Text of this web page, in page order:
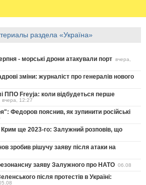
раздела «Україна»
- морські дрони атакували порт вчера,
зміни: журналіст про генералів нового
ППО Freyja: коли відбудеться перше
вчера, 12:27
Федоров пояснив, як зупинити російські
Крим ще 2023-го: Залужний розповів, що
зробив рішучу заяву після атаки на
заяву Залужного про НАТО 06.08
після протестів в Україні: